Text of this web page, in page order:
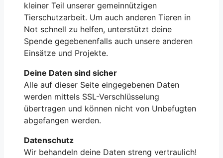
kleiner Teil unserer gemeinnützigen
Tierschutzarbeit. Um auch anderen Tieren in
Not schnell zu helfen, unterstützt deine
Spende gegebenenfalls auch unsere anderen
Einsätze und Projekte.
Deine Daten sind sicher
Alle auf dieser Seite eingegebenen Daten
werden mittels SSL-Verschlüsselung
übertragen und können nicht von Unbefugten
abgefangen werden.
Datenschutz
Wir behandeln deine Daten streng vertraulich!